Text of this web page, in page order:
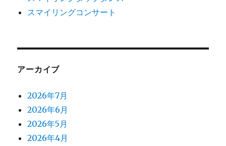
スマイリングコンサート
アーカイブ
2026年7月
2026年6月
2026年5月
2026年4月